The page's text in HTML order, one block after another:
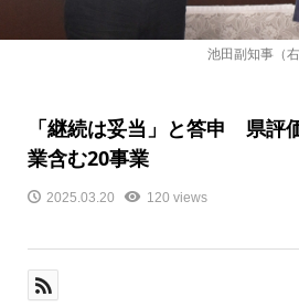
池田副知事（
「継続は妥当」と答申 県
業含む20事業
2025.03.20 120 views